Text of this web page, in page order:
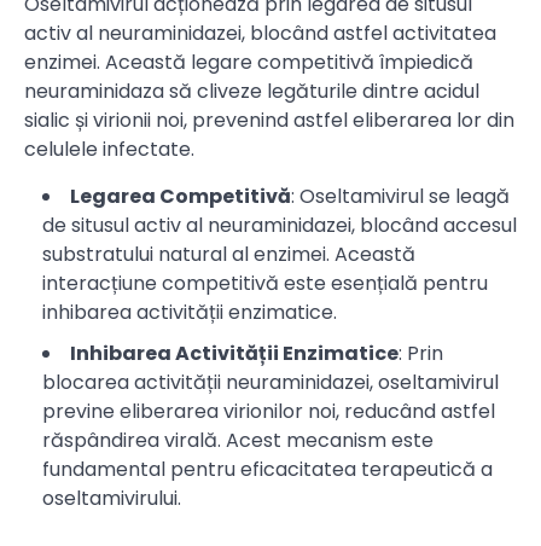
activ al neuraminidazei, blocând astfel activitatea
enzimei. Această legare competitivă împiedică
neuraminidaza să cliveze legăturile dintre acidul
sialic și virionii noi, prevenind astfel eliberarea lor din
celulele infectate.
Legarea Competitivă: Oseltamivirul se leagă
de situsul activ al neuraminidazei, blocând accesul
substratului natural al enzimei. Această
interacțiune competitivă este esențială pentru
inhibarea activității enzimatice.
Inhibarea Activității Enzimatice: Prin
blocarea activității neuraminidazei, oseltamivirul
previne eliberarea virionilor noi, reducând astfel
răspândirea virală. Acest mecanism este
fundamental pentru eficacitatea terapeutică a
oseltamivirului.